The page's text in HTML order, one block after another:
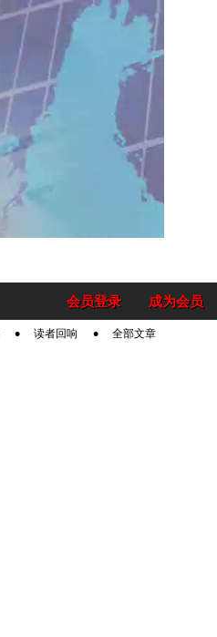
成为会员
会员登录
读者回响 全部文章